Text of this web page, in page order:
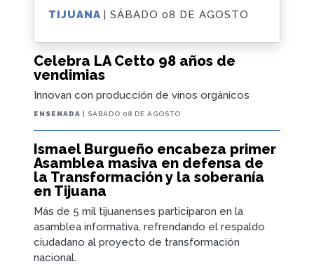
Celebra LA Cetto 98 años de
vendimias
Innovan con producción de vinos orgánicos
ENSENADA | SÁBADO 08 DE AGOSTO
Ismael Burgueño encabeza primer
Asamblea masiva en defensa de
la Transformación y la soberanía
en Tijuana
Más de 5 mil tijuanenses participaron en la
asamblea informativa, refrendando el respaldo
ciudadano al proyecto de transformación
nacional.
TIJUANA | SÁBADO 08 DE AGOSTO